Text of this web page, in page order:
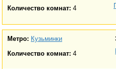
Количество комнат: 4
Метро: Кузьминки
Количество комнат: 4